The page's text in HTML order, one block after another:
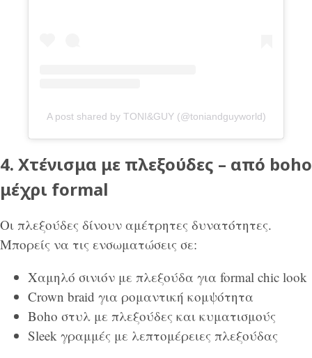
A post shared by TONI&GUY (@toniandguyworld)
4. Χτένισμα με πλεξούδες – από boho
μέχρι formal
Οι πλεξούδες δίνουν αμέτρητες δυνατότητες.
Μπορείς να τις ενσωματώσεις σε:
Χαμηλό σινιόν με πλεξούδα για formal chic look
Crown braid για ρομαντική κομψότητα
Boho στυλ με πλεξούδες και κυματισμούς
Sleek γραμμές με λεπτομέρειες πλεξούδας